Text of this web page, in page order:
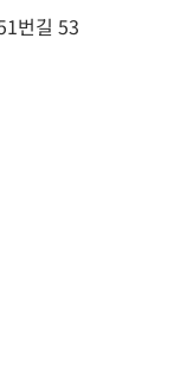
번길 53